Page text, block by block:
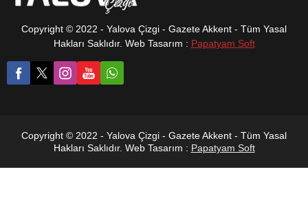
ardından taksi ücretlerine
Güncellenen tarifeyle birlikte
taksimetre açılış ücreti,
kilometre başına ücret ve
kısa mesafe (indi-bindi)
bedeli yükselirken, bekleme
Copyright © 2022 - Yalova Çizgi - Gazete Akkent - Tüm Yasal
Hakları Saklıdır. Web Tasarım : Papatyam Soft
Copyright © 2022 - Yalova Çizgi - Gazete Akkent - Tüm Yasal
Hakları Saklıdır. Web Tasarım : Papatyam Soft